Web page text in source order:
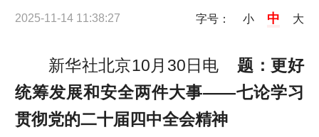
2025-11-14 11:38:27 字号： 小 中 大
新华社北京10月30日电 题：更好
统筹发展和安全两件大事——七论学习
贯彻党的二十届四中全会精神